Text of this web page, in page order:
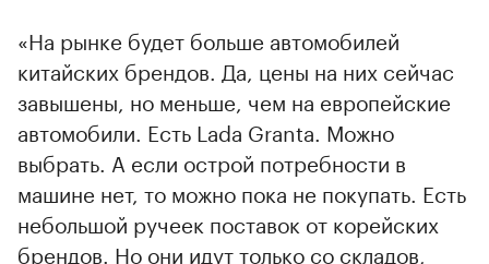
«На рынке будет больше автомобилей
китайских брендов. Да, цены на них сейчас
завышены, но меньше, чем на европейские
автомобили. Есть Lada Granta. Можно
выбрать. А если острой потребности в
машине нет, то можно пока не покупать. Есть
небольшой ручеек поставок от корейских
брендов. Но они идут только со складов,